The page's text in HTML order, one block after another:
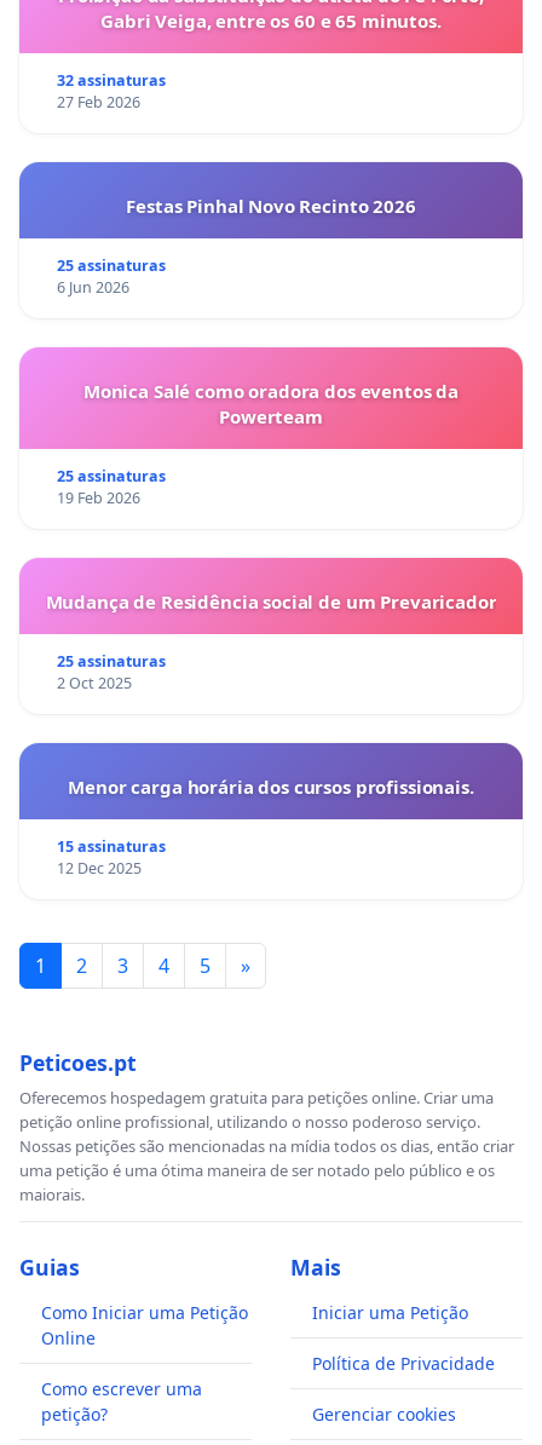
Gabri Veiga, entre os 60 e 65 minutos.
32 assinaturas
27 Feb 2026
Festas Pinhal Novo Recinto 2026
25 assinaturas
6 Jun 2026
Monica Salé como oradora dos eventos da
Powerteam
25 assinaturas
19 Feb 2026
Mudança de Residência social de um Prevaricador
25 assinaturas
2 Oct 2025
Menor carga horária dos cursos profissionais.
15 assinaturas
12 Dec 2025
1 2 3 4 5 »
Peticoes.pt
Oferecemos hospedagem gratuita para petições online. Criar uma
petição online profissional, utilizando o nosso poderoso serviço.
Nossas petições são mencionadas na mídia todos os dias, então criar
uma petição é uma ótima maneira de ser notado pelo público e os
maiorais.
Guias
Como Iniciar uma Petição
Online
Como escrever uma
petição?
Mais
Iniciar uma Petição
Política de Privacidade
Gerenciar cookies